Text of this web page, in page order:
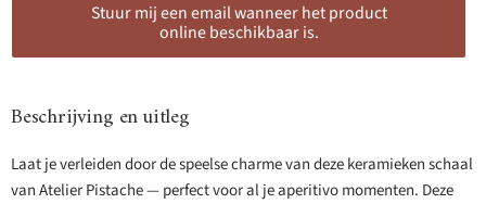
Stuur mij een email wanneer het product
online beschikbaar is.
Beschrijving en uitleg
Laat je verleiden door de speelse charme van deze keramieken schaal
van Atelier Pistache — perfect voor al je aperitivo momenten. Deze